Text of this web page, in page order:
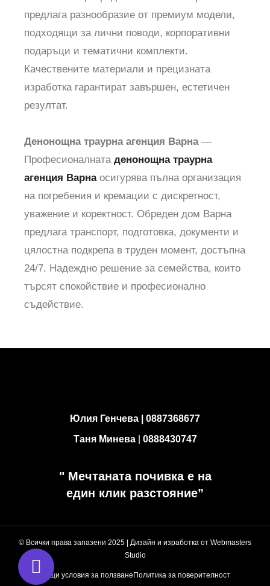
предлага разнообразие от премиум модели,
подходящи за лични поводи, корпоративни
подаръци и тематични комплекти.
Качествените материали и прецизната
изработка гарантират завършен, естетичен
резултат.
Денонощна траурна агенция Варна—
Професионалната денонощна траурна
агенция Варнаосигурява пълна организация
на погребения и кремации с дискретност,
уважение и коректност. Обреден дом Варна
предлага транспорт, подготовка, документи и
цялостна подкрепа в труден момент, достъпна
24/7. Надеждно решение за семейства, които
търсят спокойствие и професионално
съдействие.
Юлия Генчева |
0887368677
Таня Минева
0888430747
" Мечтаната почивка е на
един клик разстояние”
© Всички права запазени 2025 | Дизайн и изработка от Webmasters
Studio
Общи условия за ползване Политика за поверителност